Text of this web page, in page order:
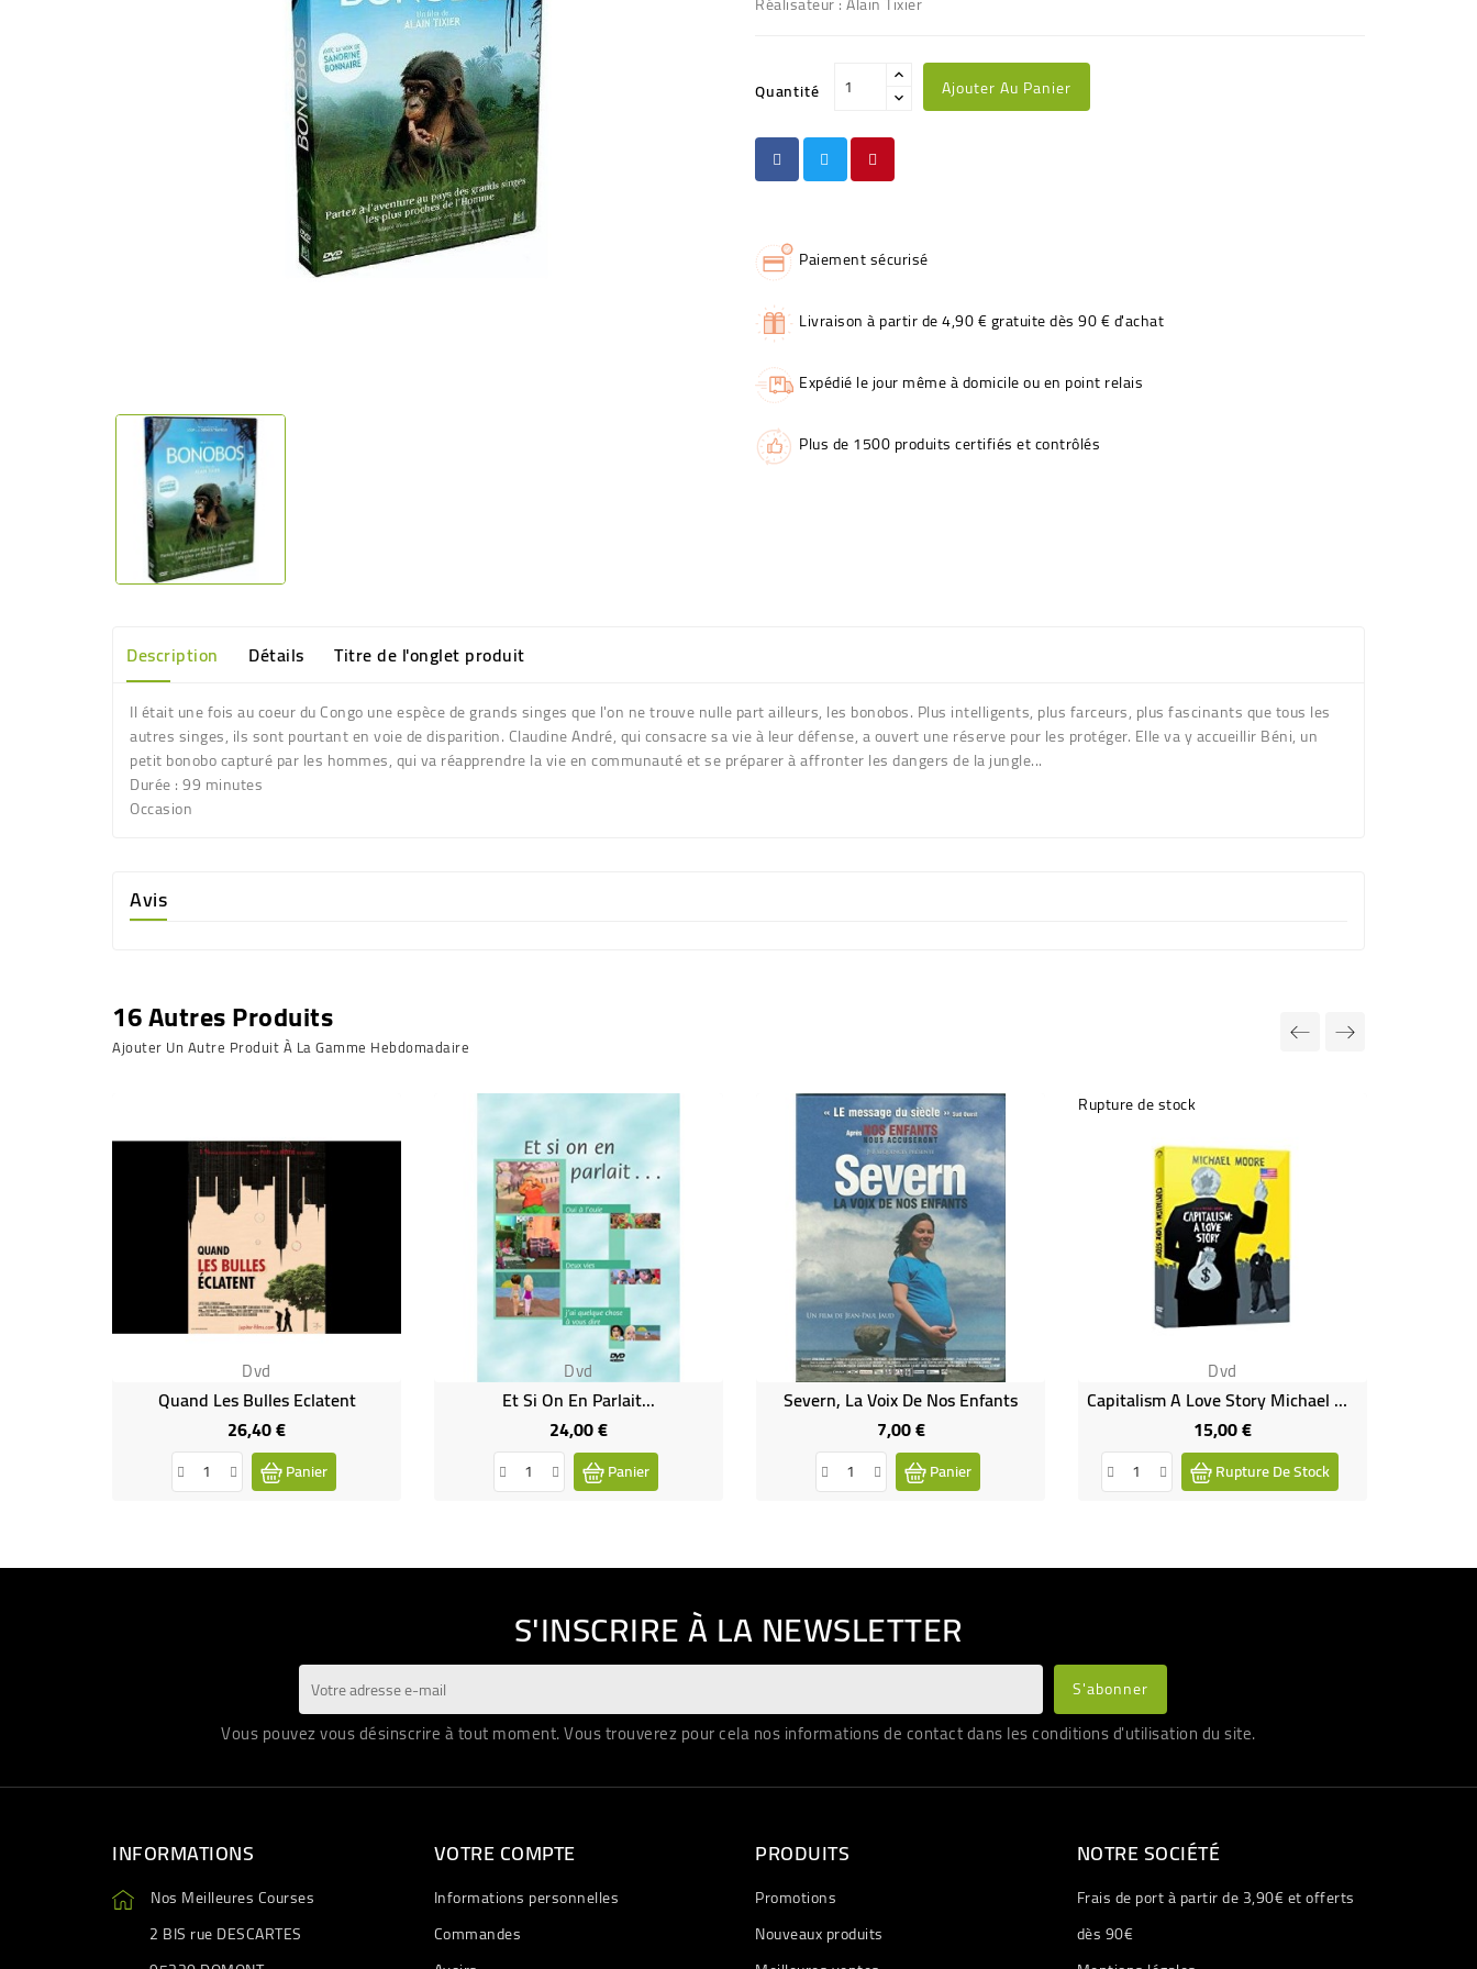
Quantité Ajouter Au Panier
Paiement sécurisé
Livraison à partir de 4,90 € gratuite dès 90 € d'achat
Expédié le jour même à domicile ou en point relais
Plus de 1500 produits certifiés et contrôlés
Description Détails Titre de l'onglet produit
Il était une fois au coeur du Congo une espèce de grands singes que l'on ne trouve nulle part ailleurs, les bonobos. Plus intelligents, plus farceurs, plus fascinants que tous les
autres singes, ils sont pourtant en voie de disparition. Claudine André, qui consacre sa vie à leur défense, a ouvert une réserve pour les protéger. Elle va y accueillir Béni, un
petit bonobo capturé par les hommes, qui va réapprendre la vie en communauté et se préparer à affronter les dangers de la jungle...
Durée : 99 minutes
Occasion
Avis
16 Autres Produits
Ajouter Un Autre Produit À La Gamme Hebdomadaire
Dvd
Quand Les Bulles Eclatent
26,40 €Prix
Panier
Dvd
Et Si On En Parlait...
24,00 €Prix
Panier
Dvd
Severn, La Voix De Nos Enfants
7,00 €Prix
Panier
Rupture de stock
Dvd
Capitalism A Love Story Michael Moore
15,00 €Prix
Rupture De Stock
S'INSCRIRE À LA NEWSLETTER
Vous pouvez vous désinscrire à tout moment. Vous trouverez pour cela nos informations de contact dans les conditions d'utilisation du site.
INFORMATIONS
Nos Meilleures Courses
2 BIS rue DESCARTES
VOTRE COMPTE
Informations personnelles
Commandes
PRODUITS
Promotions
Nouveaux produits
NOTRE SOCIÉTÉ
Frais de port à partir de 3,90€ et offerts
dès 90€